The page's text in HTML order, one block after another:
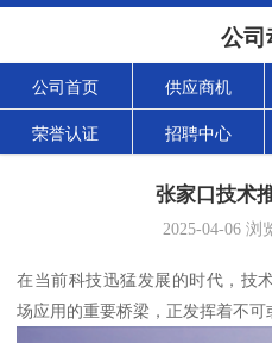
公司
公司首页 供应商机
荣誉认证 招聘中心
张家口技术
2025-04-06浏
在当前科技迅猛发展的时代，技
场应用的重要桥梁，正发挥着不可